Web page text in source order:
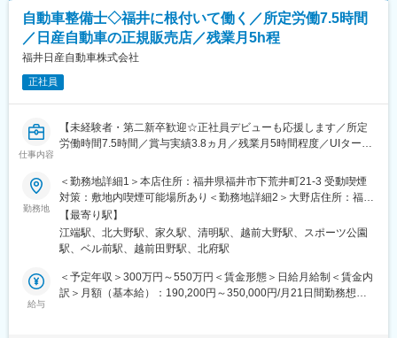
・自動車保険や月々の支払いプラン（マネープラン）の提案
・納車後のアフターフォロー
ノルマに追われる営業ではなく、「長くお付き合いするお客様を
少しずつ増やしていく」スタイルです。
■未経験でも安心の充実した研修制度！
入社～半年：新人研修（座学）から現場ではメンターが付き、半
年間で業務を学びます。
半年～1年：日産ビジネスカレッジでの集合フォロー研修を受け、
OJTを実施します。
からの転職者が多数活躍しています！
■ポジションの魅力：
◎生活に寄り添ったアドバイス
車を販売するのではなく、お客様の生活を快適にするためにご提
物をしていただくために知識を付けます。販売した後もお客様と
の関係は続きます。頼ってもらえると自信と達成感に繋がりま
自動車整備士◇福井に根付いて働く／所定労働7.5時間
／日産自動車の正規販売店／残業月5h程
福井日産自動車株式会社
正社員
仕事内容
【未経験者・第二新卒歓迎☆正社員デビューも応援します／所定
労働時間7.5時間／賞与実績3.8ヵ月／残業月5時間程度／UIターン
■業務内容：
クルマのドクターとしてお客様の安全を守ることがテクニカルス
タッフの大きなミッションです。
定期的なクルマの点検や車検整備をはじめ、故障が起きた際の診
断・不具合修理など、技術的アフターサービスを一手に担いま
す。整備・修理の内容をお客様に直接お伝えしたり、メンテナン
スについてのアドバイスやご提案をすることもあります。
勤務地
＜勤務地詳細1＞本店住所：福井県福井市下荒井町21-3 受動喫煙
対策：敷地内喫煙可能場所あり＜勤務地詳細2＞大野店住所：福井
県大野市東中野１丁目５０９ 受動喫煙対策：敷地内喫煙可能場所
あり＜勤務地詳細3＞武生店住所：福井県越前市家久町６４－３－
３ 受動喫煙対策：敷地内喫煙可能場所あり変更の範囲：会社の定
【最寄り駅】
江端駅、北大野駅、家久駅、清明駅、越前大野駅、スポーツ公園
駅、ベル前駅、越前田野駅、北府駅
給与
＜予定年収＞300万円～550万円＜賃金形態＞日給月給制＜賃金内
訳＞月額（基本給）：190,200円～350,000円/月21日間勤務想定